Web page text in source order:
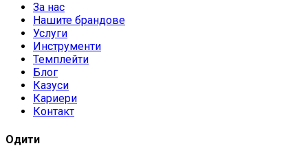
За нас
Нашите брандове
Услуги
Инструменти
Темплейти
Блог
Казуси
Кариери
Контакт
Одити